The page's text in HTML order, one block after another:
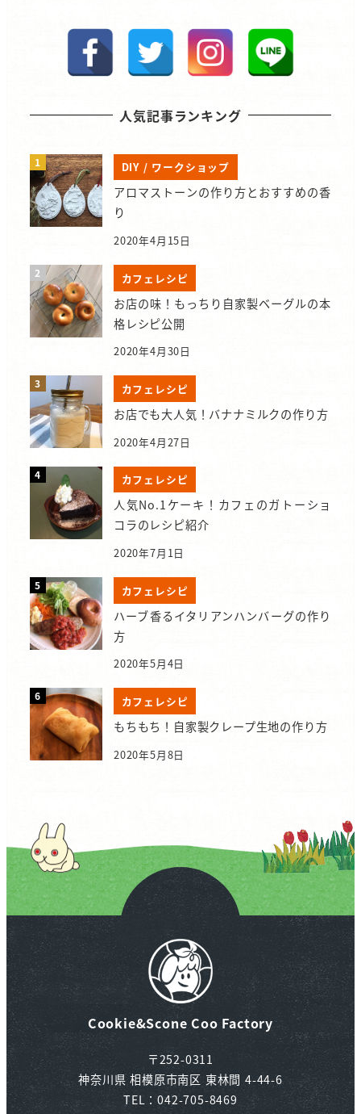
人気記事ランキング
DIY / ワークショップ
アロマストーンの作り方とおすすめの香
り
2020年4月15日
カフェレシピ
お店の味！もっちり自家製ベーグルの本
格レシピ公開
2020年4月30日
カフェレシピ
お店でも大人気！バナナミルクの作り方
2020年4月27日
カフェレシピ
人気No.1ケーキ！カフェのガトーショ
コラのレシピ紹介
2020年7月1日
カフェレシピ
ハーブ香るイタリアンハンバーグの作り
方
2020年5月4日
カフェレシピ
もちもち！自家製クレープ生地の作り方
2020年5月8日
Cookie&Scone Coo Factory
〒252-0311
神奈川県 相模原市南区 東林間 4-44-6
TEL：042-705-8469